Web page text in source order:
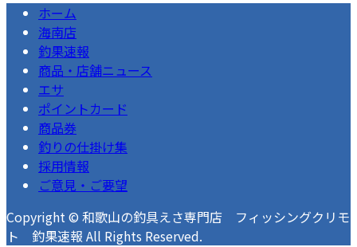
ホーム
海南店
釣果速報
商品・店舗ニュース
エサ
ポイントカード
商品券
釣りの仕掛け集
採用情報
ご意見・ご要望
Copyright © 和歌山の釣具えさ専門店 フィッシングクリモ
ト 釣果速報 All Rights Reserved.